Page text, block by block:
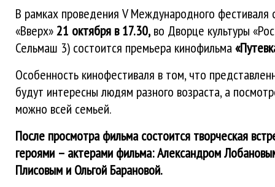
В рамках проведения V Международного фестиваля
«Вверх»21 октября в 17.30, во Дворце культуры
Сельмаш 3) состоится премьера кинофильма
Особенность кинофестиваля в том, что
будут интересны людям разного возраста, а
можно всей семьей.
После просмотра фильма состоится творческая
героями – актерами фильма: Александром
Плисовым и Ольгой Барановой.